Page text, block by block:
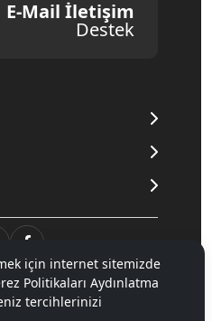
E-Mail İletişim
Destek
hakları saklıdır.
için internet sitemizde
Politikaları Aydınlatma
tercihlerinizi